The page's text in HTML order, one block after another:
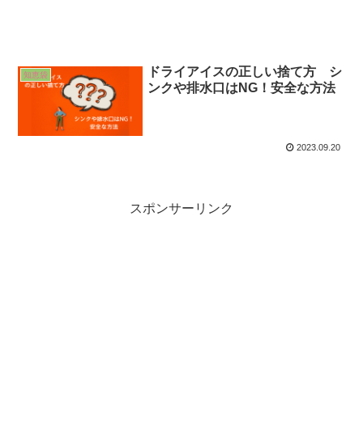
知恵袋
ドライアイスの正しい捨て方 シ
ンクや排水口はNG！安全な方法
2023.09.20
スポンサーリンク